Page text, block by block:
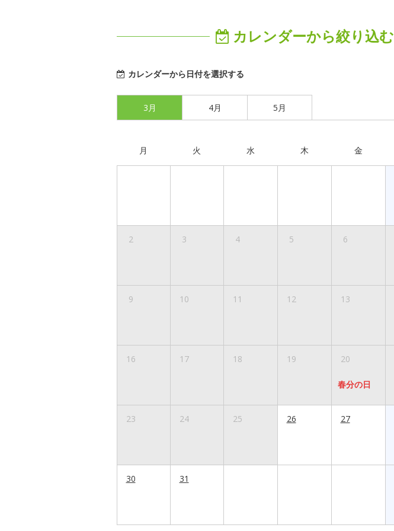
カレンダーから絞り込む
カレンダーから日付を選択する
3月 4月 5月
月 火 水 木 金
2 3 4 5 6
9 10 11 12 13
16 17 18 19 20
春分の日
23 24 25 26 27
30 31